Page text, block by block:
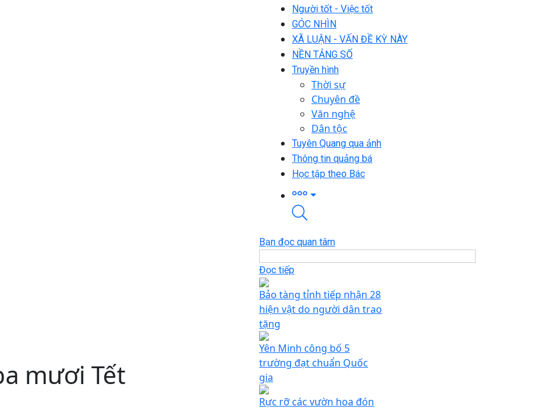
Người tốt - Việc tốt
GÓC NHÌN
XÃ LUẬN - VẤN ĐỀ KỲ NÀY
NỀN TẢNG SỐ
Truyền hình
Thời sự
Chuyên đề
Văn nghệ
Dân tộc
Tuyên Quang qua ảnh
Thông tin quảng bá
Học tập theo Bác
mươi Tết
Bạn đọc quan tâm
Đọc tiếp
Bảo tàng tỉnh tiếp nhận 28
hiện vật do người dân trao
tặng
Yên Minh công bố 5
trường đạt chuẩn Quốc
gia
Rực rỡ các vườn hoa đón